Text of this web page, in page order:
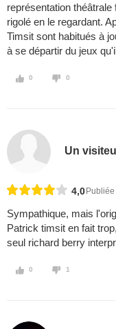
représentation
rigolé en le regardant.
Timsit sont habitués à
à se départir du jeux
0 0
Un
4,0
Sympathique, mais
Patrick timsit en fait
seul richard berry
0 1